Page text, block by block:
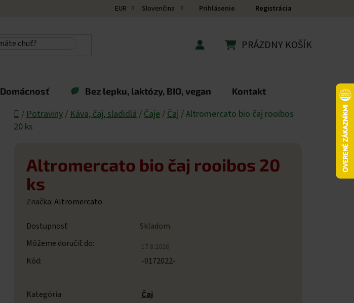
EUR Slovenčina Prihlásenie Registrácia
PRÁZDNY KOŠÍK
Domácnosť Bez lepku, laktózy, BIO, vegan Kontakt
Domov
/ Potraviny / Káva, čaj, sladidlá / Čaje / Čaj /Altromercato bio čaj rooibos
20 ks
Altromercato bio čaj rooibos 20
ks
Značka:Altromercato
Dostupnosť
Skladom.
Môžeme doručiť do:
17.8.2026
Kód: -0172022-
Kategória
Čaj